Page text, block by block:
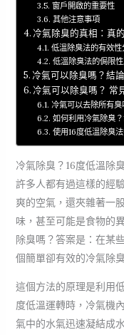
窗戶開啟的重要性
其他注意事項
冷氣除臭的真相：真
低溫除臭法的有效性
低溫除臭法的侷限
冷氣可以除臭嗎？結論
冷氣可以除臭嗎？ 常
冷氣可以去除所有臭
如何利用冷氣除臭
使用16度低溫除臭
冷氣除臭？16度低溫除
許多人都有過這樣的經
爽的空氣，還夾雜著一
味，甚至可能是食物的
除臭嗎？答案是：在某
個簡單卻有效的冷氣除
這個方法的原理是利用
度低溫運轉時，冷氣機
氣中的水氣迅速凝結成